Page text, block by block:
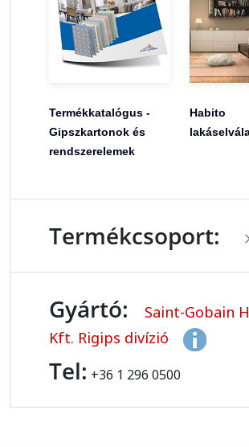
Termékkatalógus -
Gipszkartonok és
rendszerelemek
Habito
Termékcsoport:
Gyártó:
Saint-Gobain
Kft. Rigips divízió
Tel: +36 1 296 0500